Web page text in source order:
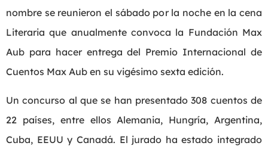
nombre se reunieron el sábado por la noche en la cena
Literaria que anualmente convoca la Fundación Max
Aub para hacer entrega del Premio Internacional de
Cuentos Max Aub en su vigésimo sexta edición.
Un concurso al que se han presentado 308 cuentos de
22 países, entre ellos Alemania, Hungría, Argentina,
Cuba, EEUU y Canadá. El jurado ha estado integrado